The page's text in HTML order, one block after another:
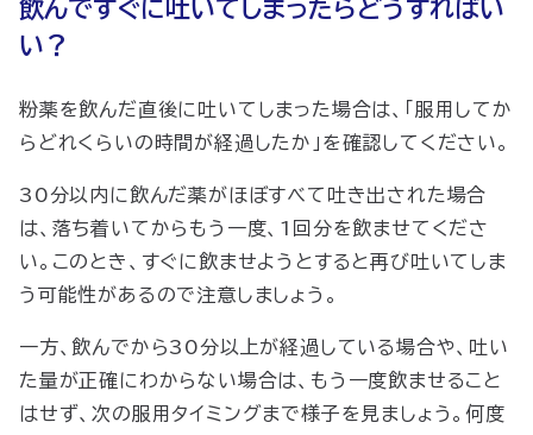
飲んですぐに吐いてしまったらどうすればい
い？
粉薬を飲んだ直後に吐いてしまった場合は、「服用してか
らどれくらいの時間が経過したか」を確認してください。
30分以内に飲んだ薬がほぼすべて吐き出された場合
は、落ち着いてからもう一度、1回分を飲ませてくださ
い。このとき、すぐに飲ませようとすると再び吐いてしま
う可能性があるので注意しましょう。
一方、飲んでから30分以上が経過している場合や、吐い
た量が正確にわからない場合は、もう一度飲ませること
はせず、次の服用タイミングまで様子を見ましょう。何度